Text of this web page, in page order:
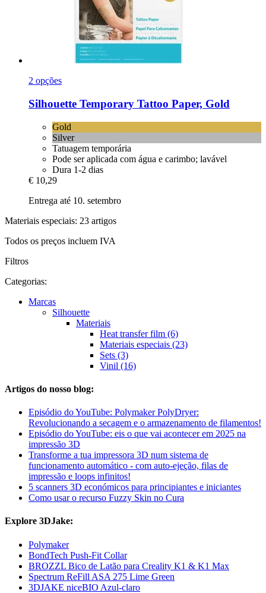
2 opções
Silhouette Temporary Tattoo Paper, Gold
Gold
Silver
Tatuagem temporária
Pode ser aplicada com água e carimbo; lavável
Dura 1-2 dias
€ 10,29
Entrega até 10. setembro
Materiais especiais: 23 artigos
Todos os preços incluem IVA
Filtros
Categorias:
Marcas
Silhouette
Materiais
Heat transfer film (6)
Materiais especiais (23)
Sets (3)
Vinil (16)
Artigos do nosso blog:
Episódio do YouTube: Polymaker PolyDryer:
Revolucionando a secagem e o armazenamento de filamentos!
Episódio do YouTube: eis o que vai acontecer em 2025 na
impressão 3D
Transforme a tua impressora 3D num sistema de
funcionamento automático - com auto-ejeção, filas de
impressão e loops infinitos!
5 scanners 3D económicos para principiantes e iniciantes
Como usar o recurso Fuzzy Skin no Cura
Explore 3DJake:
Polymaker
BondTech Push-Fit Collar
BROZZL Bico de Latão para Creality K1 & K1 Max
Spectrum ReFill ASA 275 Lime Green
3DJAKE niceBIO Azul-claro